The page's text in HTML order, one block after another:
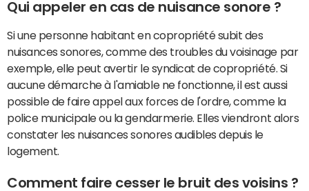
Qui appeler en cas de nuisance sonore ?
Si une personne habitant en copropriété subit des
nuisances sonores, comme des troubles du voisinage par
exemple, elle peut avertir le syndicat de copropriété. Si
aucune démarche à l'amiable ne fonctionne, il est aussi
possible de faire appel aux forces de l'ordre, comme la
police municipale ou la gendarmerie. Elles viendront alors
constater les nuisances sonores audibles depuis le
logement.
Comment faire cesser le bruit des voisins ?